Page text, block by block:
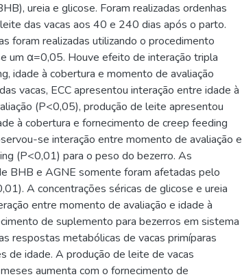
ureia e glicose. Foram realizadas ordenhas
das vacas aos 40 e 240 dias após o parto.
foram realizadas utilizando o procedimento
um α=0,05. Houve efeito de interação tripla
idade à cobertura e momento de avaliação
vacas, ECC apresentou interação entre idade à
(P<0,05), produção de leite apresentou
à cobertura e fornecimento de creep feeding
se interação entre momento de avaliação e
(P<0,01) para o peso do bezerro. As
BHB e AGNE somente foram afetadas pelo
A concentrações séricas de glicose e ureia
entre momento de avaliação e idade à
de suplemento para bezerros em sistema
respostas metabólicas de vacas primíparas
de idade. A produção de leite de vacas
aumenta com o fornecimento de